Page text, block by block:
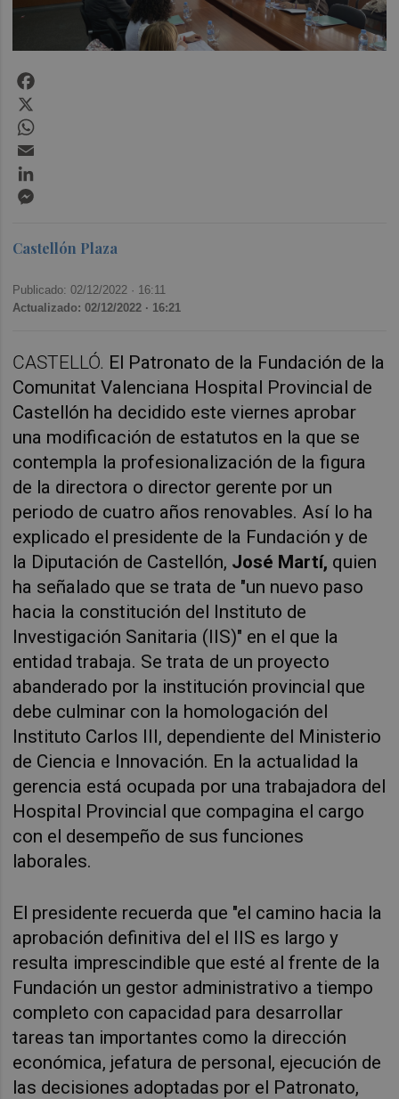
Castellón Plaza
Publicado: 02/12/2022 · 16:11
Actualizado: 02/12/2022 · 16:21
CASTELLÓ. El Patronato de la Fundación de la
Comunitat Valenciana Hospital Provincial de
Castellón ha decidido este viernes aprobar
una modificación de estatutos en la que se
contempla la profesionalización de la figura
de la directora o director gerente por un
periodo de cuatro años renovables. Así lo ha
explicado el presidente de la Fundación y de
la Diputación de Castellón, José Martí, quien
ha señalado que se trata de "un nuevo paso
hacia la constitución del Instituto de
Investigación Sanitaria (IIS)" en el que la
entidad trabaja. Se trata de un proyecto
abanderado por la institución provincial que
debe culminar con la homologación del
Instituto Carlos III, dependiente del Ministerio
de Ciencia e Innovación. En la actualidad la
gerencia está ocupada por una trabajadora del
Hospital Provincial que compagina el cargo
con el desempeño de sus funciones
laborales.
El presidente recuerda que "el camino hacia la
aprobación definitiva del el IIS es largo y
resulta imprescindible que esté al frente de la
Fundación un gestor administrativo a tiempo
completo con capacidad para desarrollar
tareas tan importantes como la dirección
económica, jefatura de personal, ejecución de
las decisiones adoptadas por el Patronato,